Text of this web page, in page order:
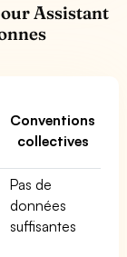
Assistant
Conventions
collectives
Pas de
données
suffisantes